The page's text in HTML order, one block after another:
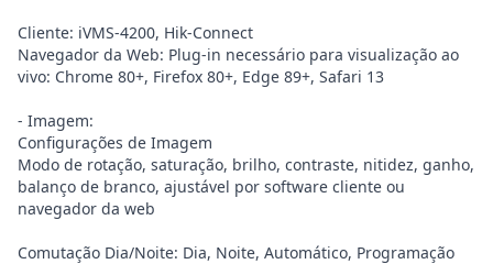
Cliente: iVMS-4200, Hik-Connect
Navegador da Web: Plug-in necessário para visualização ao
vivo: Chrome 80+, Firefox 80+, Edge 89+, Safari 13
- Imagem:
Configurações de Imagem
Modo de rotação, saturação, brilho, contraste, nitidez, ganho,
balanço de branco, ajustável por software cliente ou
navegador da web
Comutação Dia/Noite: Dia, Noite, Automático, Programação